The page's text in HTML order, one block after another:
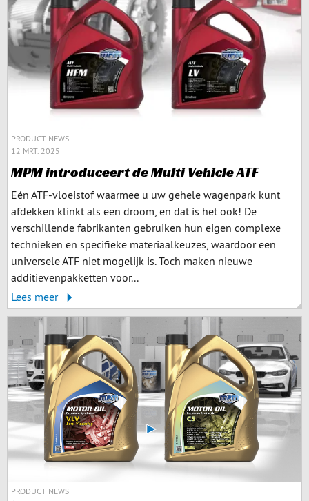
PRODUCT NEWS
12 MRT. 2025
MPM introduceert de Multi Vehicle ATF
Eén ATF-vloeistof waarmee u uw gehele wagenpark kunt
afdekken klinkt als een droom, en dat is het ook! De
verschillende fabrikanten gebruiken hun eigen complexe
technieken en specifieke materiaalkeuzes, waardoor een
universele ATF niet mogelijk is. Toch maken nieuwe
additievenpakketten voor...
Lees meer
PRODUCT NEWS